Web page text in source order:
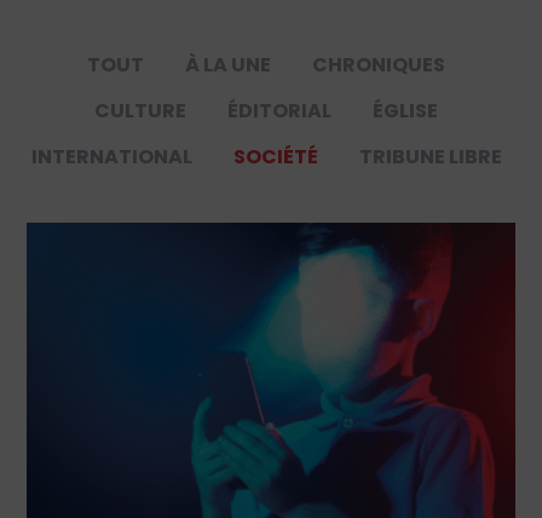
TOUT À LA UNE
CHRONIQUES
CULTURE
ÉDITORIAL
ÉGLISE
INTERNATIONAL
SOCIÉTÉ TRIBUNE LIBRE